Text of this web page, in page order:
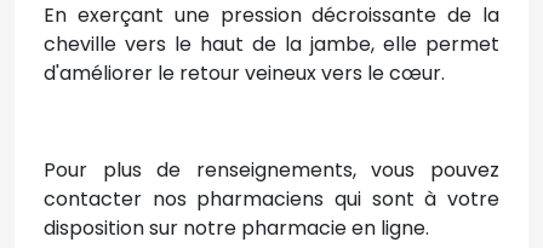
En exerçant une pression décroissante de la
cheville vers le haut de la jambe, elle permet
d'améliorer le retour veineux vers le cœur.
Pour plus de renseignements, vous pouvez
contacter nos pharmaciens qui sont à votre
disposition sur notre pharmacie en ligne.